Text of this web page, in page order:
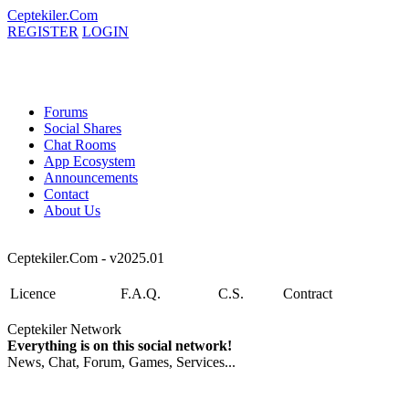
Ceptekiler.Com
REGISTER LOGIN
Forums
Social Shares
Chat Rooms
App Ecosystem
Announcements
Contact
About Us
Ceptekiler.Com - v2025.01
Licence F.A.Q. C.S. Contract
Ceptekiler Network
Everything is on this social network!
News, Chat, Forum, Games, Services...